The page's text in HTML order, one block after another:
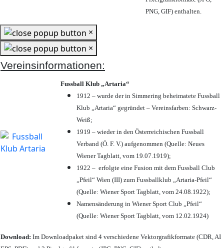
PNG, GIF) enthalten.
×
×
Vereinsinformationen:
Fussball Klub „Artaria“
1912 – wurde der in Simmering beheimatete Fussball
Klub „Artaria“ gegründet – Vereinsfarben: Schwarz-
Weiß;
1919 – wieder in den Österreichischen Fussball
Verband (Ö. F. V.) aufgenommen (Quelle: Neues
Wiener Tagblatt, vom 19.07.1919);
1922 – erfolgte eine Fusion mit dem Fussball Club
„Pfeil“ Wien (III) zum Fussballklub „Artaria-Pfeil“
(Quelle: Wiener Sport Tagblatt, vom 24.08.1922);
Namensänderung in Wiener Sport Club „Pfeil“
(Quelle: Wiener Sport Tagblatt, vom 12.02.1924)
Download: Im Downloadpaket sind 4 verschiedene Vektorgrafikformate (CDR, AI